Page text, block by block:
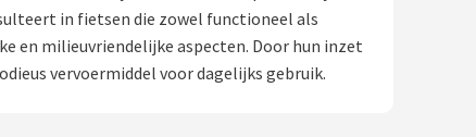
in fietsen die zowel functioneel als
en milieuvriendelijke aspecten. Door hun inzet
vervoermiddel voor dagelijks gebruik.